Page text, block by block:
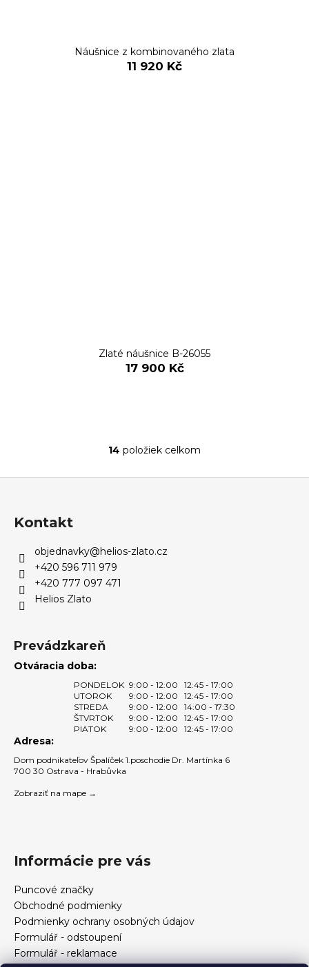
Náušnice z kombinovaného zlata
11 920 Kč
Zlaté náušnice B-26055
17 900 Kč
O
c
ý
p
i
s
14 položiek celkom
Kontakt
objednavky@helios-zlato.cz
+420 596 711 979
+420 777 097 471
Helios Zlato
Prevádzkareň
Otváracia doba:
PONDELOK 9:00 - 12:00
12:45 - 17:00
UTOROK
9:00 - 12:00
12:45 - 17:00
STREDA
9:00 - 12:00
14:00 - 17:30
ŠTVRTOK
9:00 - 12:00
12:45 - 17:00
PIATOK
9:00 - 12:00 12:45 - 17:00
Adresa:
Dom podnikateľov Špalíček 1.poschodie Dr. Martínka 6
700 30 Ostrava - Hrabůvka
Zobraziť na mape →
Informácie pre vás
Puncové značky
Obchodné podmienky
Podmienky ochrany osobných údajov
Formulář - odstoupení
Formulář - reklamace